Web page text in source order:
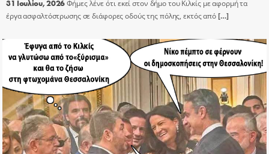
31 Ιουλίου, 2026Φήμες λένε ότι εκεί στον δήμο του Κιλκίς με αφορμή τα
έργα ασφαλτόστρωσης σε διάφορες οδούς της πόλης, εκτός από[…]